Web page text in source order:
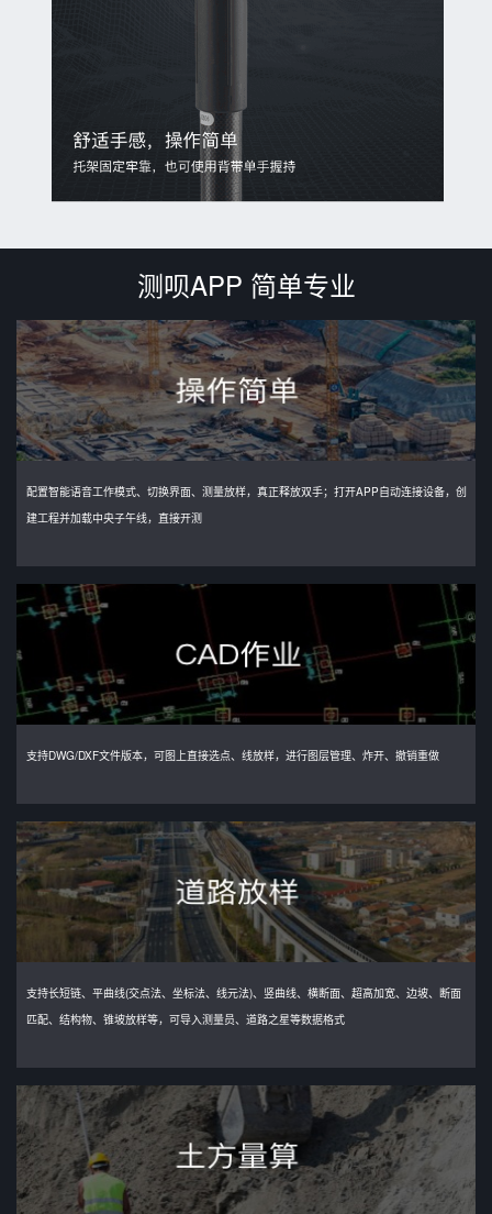
测呗APP 简单专业
配置智能语音工作模式、切换界面、测量放样，真正释放双手；打开APP自动连接设备，创
建工程并加载中央子午线，直接开测
支持DWG/DXF文件版本，可图上直接选点、线放样，进行图层管理、炸开、撤销重做
支持长短链、平曲线(交点法、坐标法、线元法)、竖曲线、横断面、超高加宽、边坡、断面
匹配、结构物、锥坡放样等，可导入测量员、道路之星等数据格式